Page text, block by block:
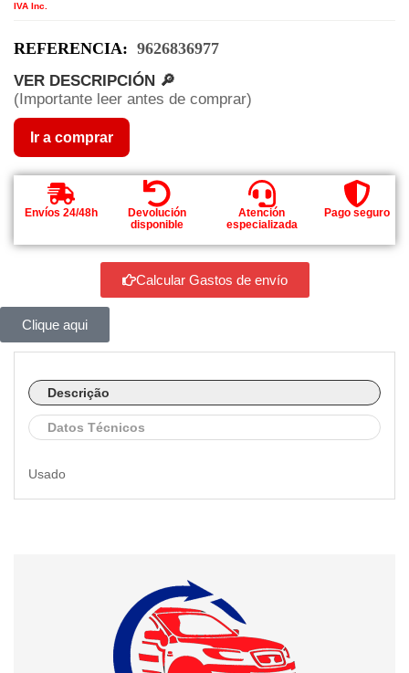
IVA Inc.
REFERENCIA: 9626836977
VER DESCRIPCIÓN 🔎
(Importante leer antes de comprar)
Ir a comprar
Envíos 24/48h
Devolución
disponible
Atención
especializada
Pago seguro
Calcular Gastos de envío
Clique aqui
Descrição
Datos Técnicos
Usado